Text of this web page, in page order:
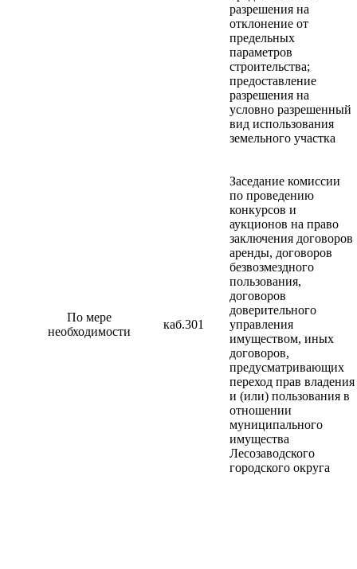
разрешения на
отклонение от
предельных
параметров
строительства;
предоставление
разрешения на
условно разрешенный
вид использования
земельного участка
По мере
необходимости
каб.301
Заседание комиссии
по проведению
конкурсов и
аукционов на право
заключения договоров
аренды, договоров
безвозмездного
пользования,
договоров
доверительного
управления
имуществом, иных
договоров,
предусматривающих
переход прав владения
и (или) пользования в
отношении
муниципального
имущества
Лесозаводского
городского округа